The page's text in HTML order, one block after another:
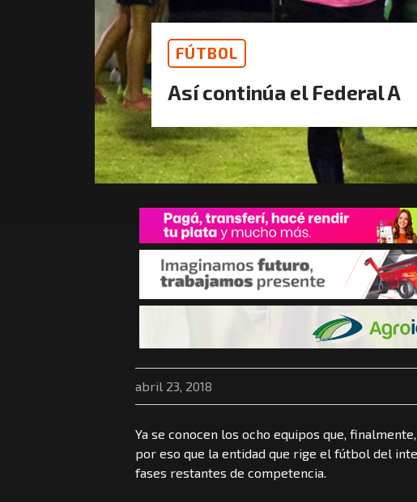
FÚTBOL
Así continúa el Federal A
abril 23, 2018
Ya se conocen los ocho equipos que,
por eso que la entidad que rige el fútbol del
fases restantes de competencia.